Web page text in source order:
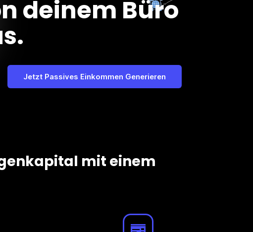
deinem Büro
Jetzt Passives Einkommen Generieren
mit einem